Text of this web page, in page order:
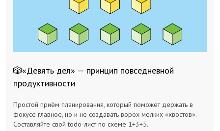
Новости сервиса
Исполнителям
Заказчикам
🎲«Девять дел» — принцип повседневной
продуктивности
Простой приём планирования, который поможет держать в
фокусе главное, но и не создавать ворох мелких «хвостов».
Составляйте свой todo-лист по схеме 1+3+5.